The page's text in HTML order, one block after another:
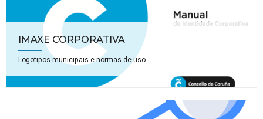
IMAXE CORPORATIVA
Logotipos municipais e normas de uso